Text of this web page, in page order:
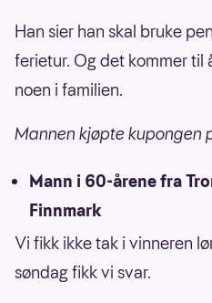
Han sier han skal bruke
ferietur. Og det kommer til
noen i familien.
Mannen kjøpte kupongen
Mann i 60-årene fra
Finnmark
Vi fikk ikke tak i vinneren
søndag fikk vi svar.